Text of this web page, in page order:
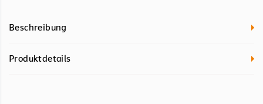
Beschreibung
Produktdetails